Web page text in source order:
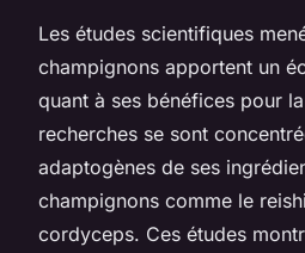
Les études scientifiques
champignons apportent un
quant à ses bénéfices pour
recherches se sont
adaptogènes de ses
champignons comme le
cordyceps. Ces études